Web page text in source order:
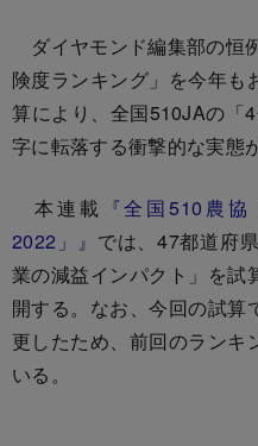
ダイヤモンド編集部の恒
険度ランキング」を今年も
算により、全国510JAの「
字に転落する衝撃的な実態
本連載 『全国510農
2022」』 では、47都道府
業の減益インパクト」を試
開する。なお、今回の試算
更したため、前回のランキ
いる。